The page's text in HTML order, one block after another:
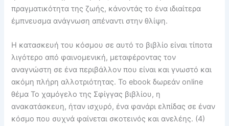
πραγματικότητα της ζωής, κάνοντάς το ένα ιδιαίτερα
έμπνευσμα ανάγνωση απέναντι στην θλίψη.
Η κατασκευή του κόσμου σε αυτό το βιβλίο είναι τίποτα
λιγότερο από φαινομενική, μεταφέροντας τον
αναγνώστη σε ένα περιβάλλον που είναι και γνωστό και
ακόμη πλήρη αλλοτριότητας. Το ebook δωρεάν online
θέμα Το χαμόγελο της Σφίγγας βιβλίου, η
ανακατάσκευη, ήταν ισχυρό, ένα φανάρι ελπίδας σε έναν
κόσμο που συχνά φαίνεται σκοτεινός και ανελέης. (4)